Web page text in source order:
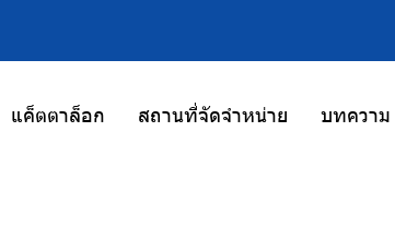
แค็ตตาล็อก สถานที่จัดจำหน่าย บทความ